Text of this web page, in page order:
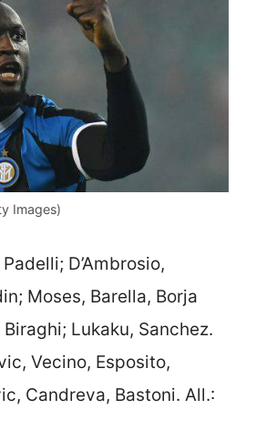
Images)
Padelli; D’Ambrosio,
Moses, Barella, Borja
Lukaku, Sanchez.
Vecino, Esposito,
Candreva, Bastoni. All.: